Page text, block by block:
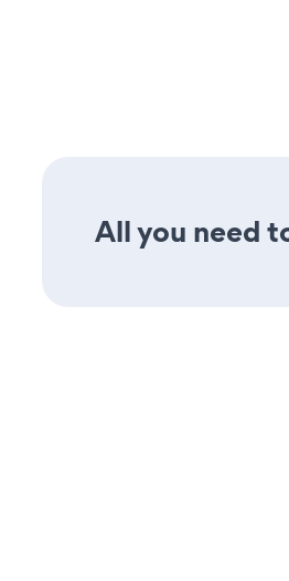
All you need